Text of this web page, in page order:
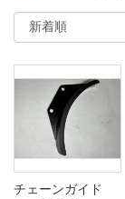
チェーンガイド